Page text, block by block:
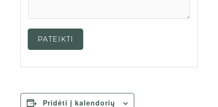
PATEIKTI
Pridėti į kalendorių